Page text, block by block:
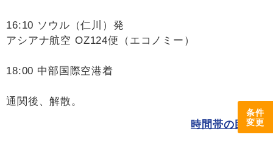
条件
変更
16:10 ソウル（仁川）発
アシアナ航空 OZ124便（エコノミー）
18:00 中部国際空港着
通関後、解散。
時間帯の目安